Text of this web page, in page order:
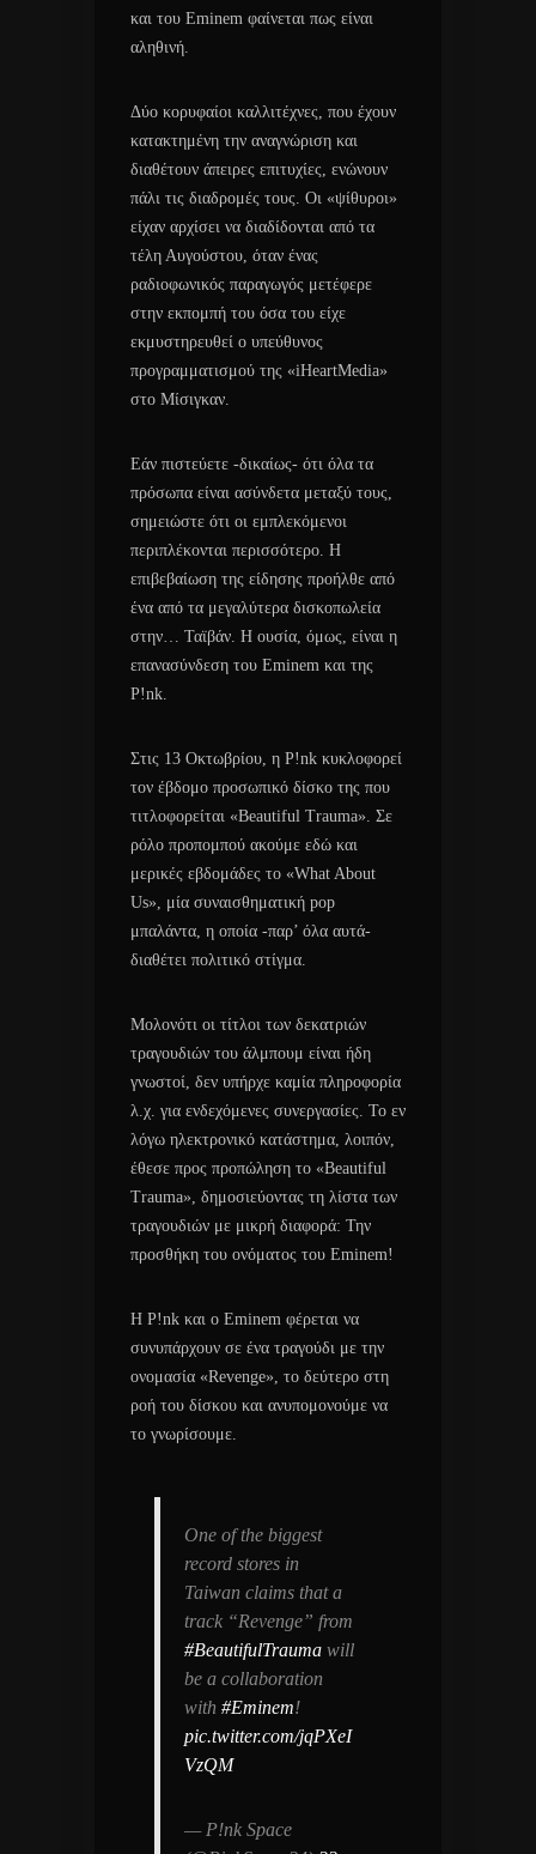
και του Eminem φαίνεται πως είναι
αληθινή.
Δύο κορυφαίοι καλλιτέχνες, που έχουν
κατακτημένη την αναγνώριση και
διαθέτουν άπειρες επιτυχίες, ενώνουν
πάλι τις διαδρομές τους. Οι «ψίθυροι»
είχαν αρχίσει να διαδίδονται από τα
τέλη Αυγούστου, όταν ένας
ραδιοφωνικός παραγωγός μετέφερε
στην εκπομπή του όσα του είχε
εκμυστηρευθεί o υπεύθυνος
προγραμματισμού της «iHeartMedia»
στο Μίσιγκαν.
Εάν πιστεύετε -δικαίως- ότι όλα τα
πρόσωπα είναι ασύνδετα μεταξύ τους,
σημειώστε ότι οι εμπλεκόμενοι
περιπλέκονται περισσότερο. Η
επιβεβαίωση της είδησης προήλθε από
ένα από τα μεγαλύτερα δισκοπωλεία
στην… Ταϊβάν. Η ουσία, όμως, είναι η
επανασύνδεση του Eminem και της
P!nk.
Στις 13 Οκτωβρίου, η P!nk κυκλοφορεί
τον έβδομο προσωπικό δίσκο της που
τιτλοφορείται «Beautiful Trauma». Σε
ρόλο προπομπού ακούμε εδώ και
μερικές εβδομάδες το «What About
Us», μία συναισθηματική pop
μπαλάντα, η οποία -παρ’ όλα αυτά-
διαθέτει πολιτικό στίγμα.
Μολονότι οι τίτλοι των δεκατριών
τραγουδιών του άλμπουμ είναι ήδη
γνωστοί, δεν υπήρχε καμία πληροφορία
λ.χ. για ενδεχόμενες συνεργασίες. Το εν
λόγω ηλεκτρονικό κατάστημα, λοιπόν,
έθεσε προς προπώληση το «Beautiful
Trauma», δημοσιεύοντας τη λίστα των
τραγουδιών με μικρή διαφορά: Την
προσθήκη του ονόματος του Eminem!
Η P!nk και ο Eminem φέρεται να
συνυπάρχουν σε ένα τραγούδι με την
ονομασία «Revenge», το δεύτερο στη
ροή του δίσκου και ανυπομονούμε να
το γνωρίσουμε.
One of the biggest
record stores in
Taiwan claims that a
track “Revenge” from
#BeautifulTrauma will
be a collaboration
with #Eminem!
pic.twitter.com/jqPXeI
VzQM
— P!nk Space